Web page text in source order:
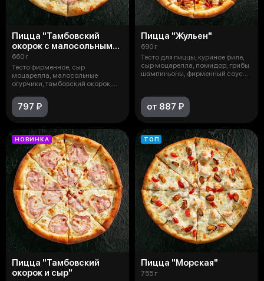
Пицца "Тамбовский
окорок с малосольными
огурчиками"
660 г
Тесто фирменное, сыр
моцарелла, малосольные
огурчики, тамбовский окорок,
797 ₽
Пицца "Жульен"
690 г
Тесто для пиццы, куриное филе,
сыр моцарелла, помидор, грибы
шампиньоны, фирменный соус
от 887 ₽
НОВИНКА
Пицца "Тамбовский
окорок и сыр"
ТОП
Пицца "Морская"
755 г